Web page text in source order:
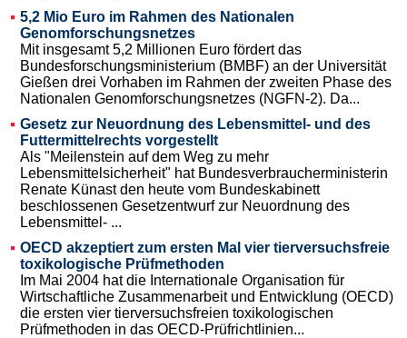
5,2 Mio Euro im Rahmen des Nationalen
Genomforschungsnetzes
Mit insgesamt 5,2 Millionen Euro fördert das
Bundesforschungsministerium (BMBF) an der Universität
Gießen drei Vorhaben im Rahmen der zweiten Phase des
Nationalen Genomforschungsnetzes (NGFN-2). Da...
Gesetz zur Neuordnung des Lebensmittel- und des
Futtermittelrechts vorgestellt
Als "Meilenstein auf dem Weg zu mehr
Lebensmittelsicherheit" hat Bundesverbraucherministerin
Renate Künast den heute vom Bundeskabinett
beschlossenen Gesetzentwurf zur Neuordnung des
Lebensmittel- ...
OECD akzeptiert zum ersten Mal vier tierversuchsfreie
toxikologische Prüfmethoden
Im Mai 2004 hat die Internationale Organisation für
Wirtschaftliche Zusammenarbeit und Entwicklung (OECD)
die ersten vier tierversuchsfreien toxikologischen
Prüfmethoden in das OECD-Prüfrichtlinien...